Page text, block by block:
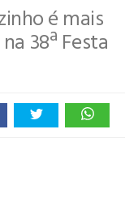
é mais
38ª Festa